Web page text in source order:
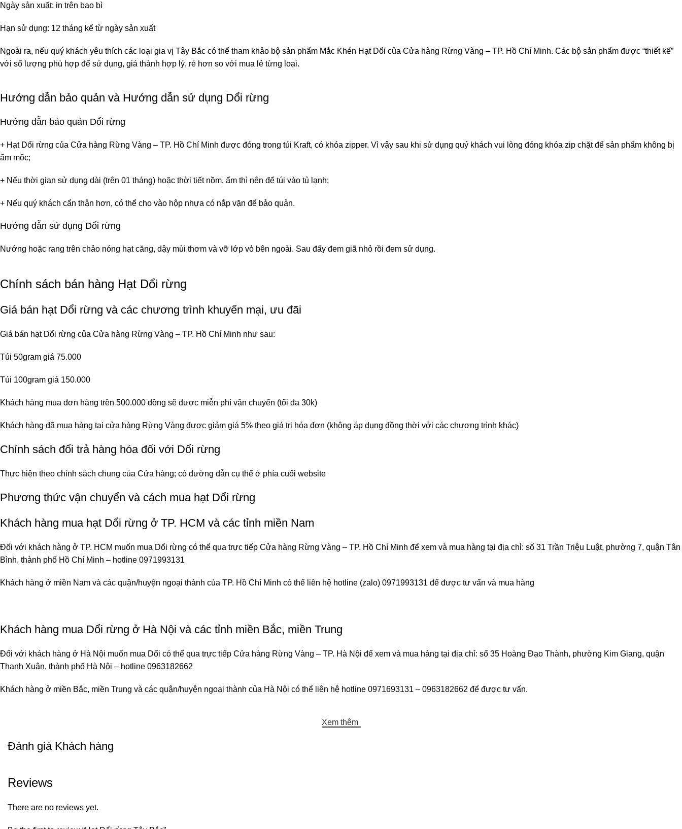
Ngày sản xuất: in trên bao bì
Hạn sử dụng: 12 tháng kể từ ngày sản xuất
Ngoài ra, nếu quý khách yêu thích các loại gia vị Tây Bắc có thể tham khảo bộ sản phẩm Mắc Khén Hạt Dổi của Cửa hàng Rừng Vàng – TP. Hồ Chí Minh. Các bộ sản phẩm được “thiết kế”
với số lượng phù hợp để sử dụng, giá thành hợp lý, rẻ hơn so với mua lẻ từng loại.
Hướng dẫn bảo quản và Hướng dẫn sử dụng Dổi rừng
Hướng dẫn bảo quản Dổi rừng
+ Hạt Dổi rừng của Cửa hàng Rừng Vàng – TP. Hồ Chí Minh được đóng trong túi Kraft, có khóa zipper. Vì vậy sau khi sử dụng quý khách vui lòng đóng khóa zip chặt để sản phẩm không bị
ẩm mốc;
+ Nếu thời gian sử dụng dài (trên 01 tháng) hoặc thời tiết nồm, ẩm thì nên để túi vào tủ lạnh;
+ Nếu quý khách cẩn thận hơn, có thể cho vào hộp nhựa có nắp vặn để bảo quản.
Hướng dẫn sử dụng Dổi rừng
Nướng hoặc rang trên chảo nóng hạt căng, dậy mùi thơm và vỡ lớp vỏ bên ngoài. Sau đấy đem giã nhỏ rồi đem sử dụng.
Chính sách bán hàng Hạt Dổi rừng
Giá bán hạt Dổi rừng và các chương trình khuyến mại, ưu đãi
Giá bán hạt Dổi rừng của Cửa hàng Rừng Vàng – TP. Hồ Chí Minh như sau:
Túi 50gram giá 75.000
Túi 100gram giá 150.000
Khách hàng mua đơn hàng trên 500.000 đồng sẽ được miễn phí vận chuyển (tối đa 30k)
Khách hàng đã mua hàng tại cửa hàng Rừng Vàng được giảm giá 5% theo giá trị hóa đơn (không áp dụng đồng thời với các chương trình khác)
Chính sách đổi trả hàng hóa đối với Dổi rừng
Thực hiện theo chính sách chung của Cửa hàng; có đường dẫn cụ thể ở phía cuối website
Phương thức vận chuyển và cách mua hạt Dổi rừng
Khách hàng mua hạt Dổi rừng ở TP. HCM và các tỉnh miền Nam
Đối với khách hàng ở TP. HCM muốn mua Dổi rừng có thể qua trực tiếp Cửa hàng Rừng Vàng – TP. Hồ Chí Minh để xem và mua hàng tại địa chỉ: số 31 Trần Triệu Luật, phường 7, quận Tân
Bình, thành phố Hồ Chí Minh – hotline 0971993131
Khách hàng ở miền Nam và các quận/huyện ngoại thành của TP. Hồ Chí Minh có thể liên hệ hotline (zalo) 0971993131 để được tư vấn và mua hàng
Khách hàng mua Dổi rừng ở Hà Nội và các tỉnh miền Bắc, miền Trung
Đối với khách hàng ở Hà Nội muốn mua Dổi có thể qua trực tiếp Cửa hàng Rừng Vàng – TP. Hà Nội để xem và mua hàng tại địa chỉ: số 35 Hoàng Đạo Thành, phường Kim Giang, quận
Thanh Xuân, thành phố Hà Nội – hotline 0963182662
Khách hàng ở miền Bắc, miền Trung và các quận/huyện ngoại thành của Hà Nội có thể liên hệ hotline 0971693131 – 0963182662 để được tư vấn.
Xem thêm
Đánh giá Khách hàng
Reviews
There are no reviews yet.